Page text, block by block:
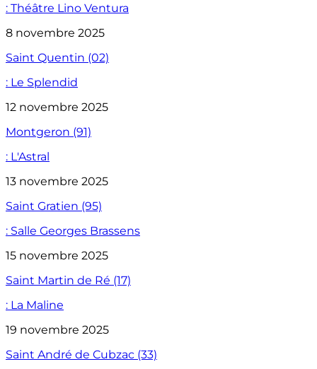
: Théâtre Lino Ventura
8 novembre 2025
Saint Quentin (02)
: Le Splendid
12 novembre 2025
Montgeron (91)
: L'Astral
13 novembre 2025
Saint Gratien (95)
: Salle Georges Brassens
15 novembre 2025
Saint Martin de Ré (17)
: La Maline
19 novembre 2025
Saint André de Cubzac (33)